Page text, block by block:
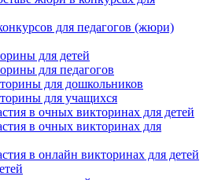
для педагогов (жюри)
для детей
для педагогов
для дошкольников
для учащихся
в очных викторинах для детей
в очных викторинах для
в онлайн викторинах для детей